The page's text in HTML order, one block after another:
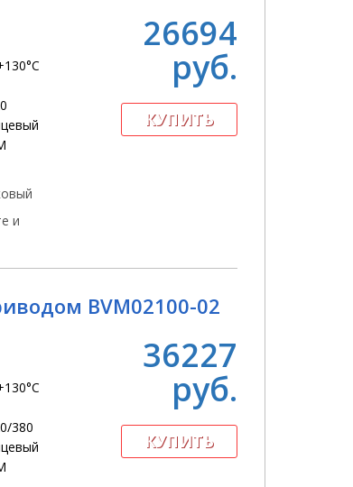
и
26694
руб.
BVM02100-02
380
36227
руб.